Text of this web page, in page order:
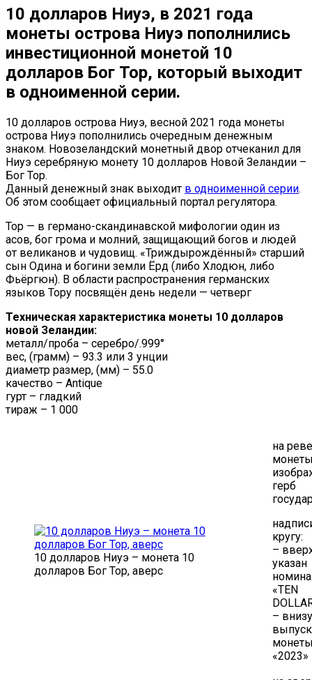
10 долларов Ниуэ, в 2021 года
монеты острова Ниуэ пополнились
инвестиционной монетой 10
долларов Бог Тор, который выходит
в одноименной серии.
10 долларов острова Ниуэ, весной 2021 года монеты
острова Ниуэ пополнились очередным денежным
знаком. Новозеландский монетный двор отчеканил для
Ниуэ серебряную монету 10 долларов Новой Зеландии –
Бог Тор.
Данный денежный знак выходит в одноименной серии.
Об этом сообщает официальный портал регулятора.
Тор — в германо-скандинавской мифологии один из
асов, бог грома и молний, защищающий богов и людей
от великанов и чудовищ. «Триждырождённый» старший
сын Одина и богини земли Ёрд (либо Хлодюн, либо
Фьёргюн). В области распространения германских
языков Тору посвящён день недели — четверг
Техническая характеристика монеты 10 долларов
новой Зеландии:
металл/проба – серебро/.999°
вес, (грамм) – 93.3 или 3 унции
диаметр размер, (мм) – 55.0
качество – Antique
гурт – гладкий
тираж – 1 000
10 долларов Ниуэ – монета 10
долларов Бог Тор, аверс
на
герб
кругу:
–
указан
«TEN
–
«2023»